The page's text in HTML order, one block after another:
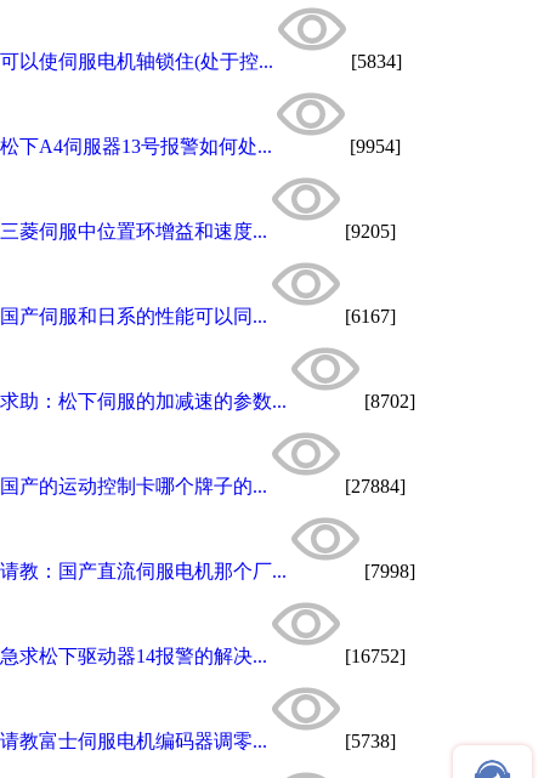
可以使伺服电机轴锁住(处于控... [5834]
松下A4伺服器13号报警如何处... [9954]
三菱伺服中位置环增益和速度... [9205]
国产伺服和日系的性能可以同... [6167]
求助：松下伺服的加减速的参数... [8702]
国产的运动控制卡哪个牌子的... [27884]
请教：国产直流伺服电机那个厂... [7998]
急求松下驱动器14报警的解决... [16752]
请教富士伺服电机编码器调零... [5738]